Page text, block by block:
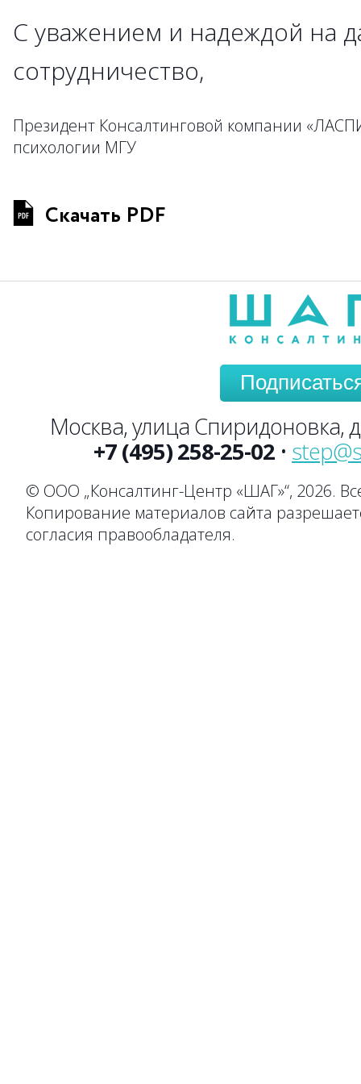
С уважением и надеждой на
сотрудничество,
Президент Консалтинговой компании
психологии МГУ
Скачать PDF
Москва, улица Спиридоновка,
+7 (495) 258-25-02 •
© ООО „Консалтинг-Центр «ШАГ»“, 2026.
Копирование материалов сайта
согласия правообладателя.